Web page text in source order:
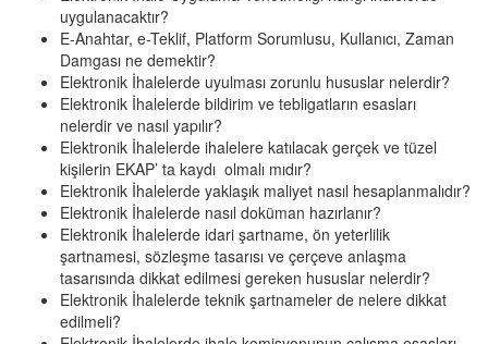
uygulanacaktır?
E-Anahtar, e-Teklif, Platform Sorumlusu, Kullanıcı, Zaman
Damgası ne demektir?
Elektronik İhalelerde uyulması zorunlu hususlar nelerdir?
Elektronik İhalelerde bildirim ve tebligatların esasları
nelerdir ve nasıl yapılır?
Elektronik İhalelerde ihalelere katılacak gerçek ve tüzel
kişilerin EKAP’ ta kaydı olmalı mıdır?
Elektronik İhalelerde yaklaşık maliyet nasıl hesaplanmalıdır?
Elektronik İhalelerde nasıl doküman hazırlanır?
Elektronik İhalelerde idari şartname, ön yeterlilik
şartnamesi, sözleşme tasarısı ve çerçeve anlaşma
tasarısında dikkat edilmesi gereken hususlar nelerdir?
Elektronik İhalelerde teknik şartnameler de nelere dikkat
edilmeli?